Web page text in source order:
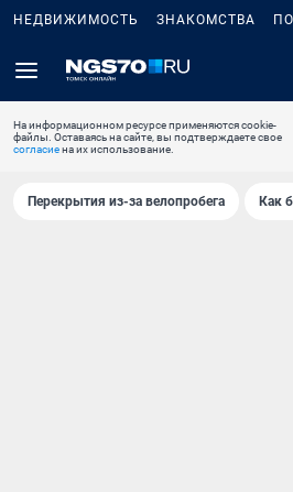
НЕДВИЖИМОСТЬ ЗНАКОМСТВА
На информационном ресурсе применяются cookie-
файлы. Оставаясь на сайте, вы подтверждаете свое
согласиена их использование.
Перекрытия из-за велопробега Как